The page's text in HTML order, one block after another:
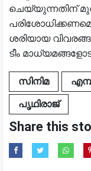
ചെയ്യുന്നതിന്
ശരിയായ
ടീം
സിനിമ
പൃഥിരാജ്
Share this